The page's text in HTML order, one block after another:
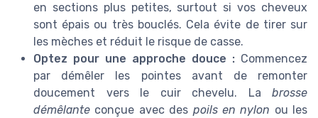
en sections plus petites, surtout si vos cheveux
sont épais ou très bouclés. Cela évite de tirer sur
les mèches et réduit le risque de casse.
Optez pour une approche douce : Commencez
par démêler les pointes avant de remonter
doucement vers le cuir chevelu. La brosse
démêlante conçue avec des poils en nylon ou les